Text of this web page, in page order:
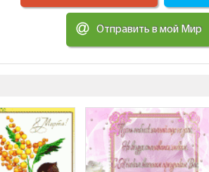
Отправить в мой Мир